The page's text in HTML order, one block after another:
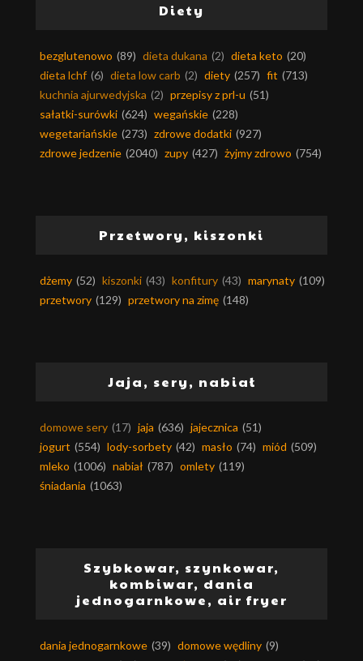
Diety
bezglutenowo (89) dieta dukana (2) dieta keto (20)
dieta lchf (6) dieta low carb (2) diety (257) fit (713)
kuchnia ajurwedyjska (2) przepisy z prl-u (51)
sałatki-surówki (624) wegańskie (228)
wegetariańskie (273) zdrowe dodatki (927)
zdrowe jedzenie (2040) zupy (427) żyjmy zdrowo (754)
Przetwory, kiszonki
dżemy (52) kiszonki (43) konfitury (43) marynaty (109)
przetwory (129) przetwory na zimę (148)
Jaja, sery, nabiał
domowe sery (17) jaja (636) jajecznica (51)
jogurt (554) lody-sorbety (42) masło (74) miód (509)
mleko (1006) nabiał (787) omlety (119)
śniadania (1063)
Szybkowar, szynkowar,
kombiwar, dania
jednogarnkowe, air fryer
dania jednogarnkowe (39) domowe wędliny (9)